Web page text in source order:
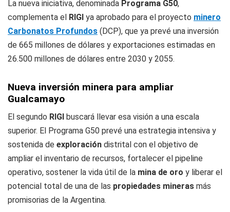
La nueva iniciativa, denominada Programa G50,
complementa el RIGI ya aprobado para el proyecto minero
Carbonatos Profundos (DCP), que ya prevé una inversión
de 665 millones de dólares y exportaciones estimadas en
26.500 millones de dólares entre 2030 y 2055.
Nueva inversión minera para ampliar
Gualcamayo
El segundo RIGI buscará llevar esa visión a una escala
superior. El Programa G50 prevé una estrategia intensiva y
sostenida de exploración distrital con el objetivo de
ampliar el inventario de recursos, fortalecer el pipeline
operativo, sostener la vida útil de la mina de oro y liberar el
potencial total de una de las propiedades mineras más
promisorias de la Argentina.